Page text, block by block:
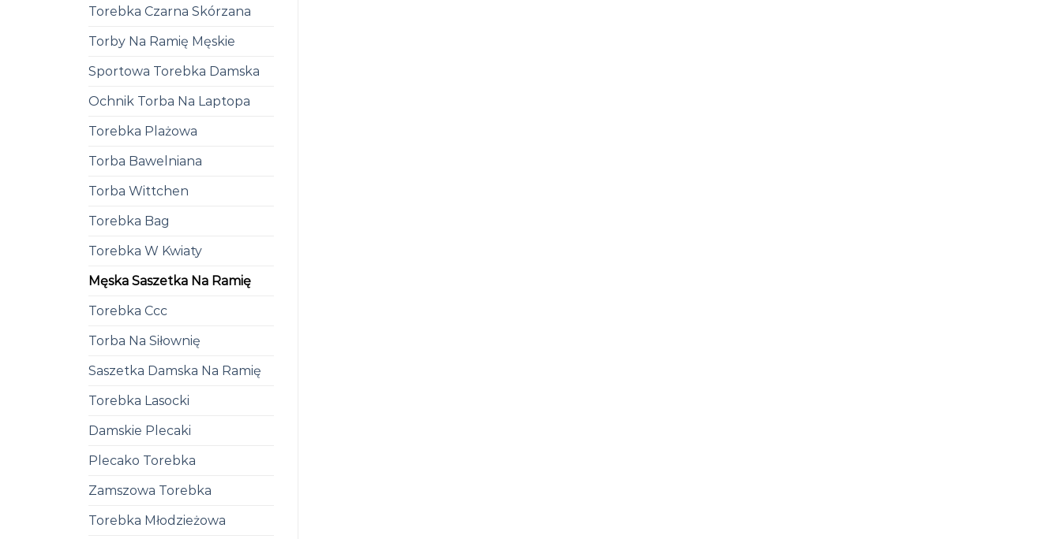
Torebka Czarna Skórzana
Torby Na Ramię Męskie
Sportowa Torebka Damska
Ochnik Torba Na Laptopa
Torebka Plażowa
Torba Bawelniana
Torba Wittchen
Torebka Bag
Torebka W Kwiaty
Męska Saszetka Na Ramię
Torebka Ccc
Torba Na Siłownię
Saszetka Damska Na Ramię
Torebka Lasocki
Damskie Plecaki
Plecako Torebka
Zamszowa Torebka
Torebka Młodzieżowa